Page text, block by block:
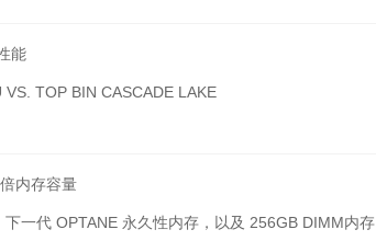
能
TOP BIN CASCADE LAKE
内存容量
一代 OPTANE 永久性内存，以及 256GB DIMM内存